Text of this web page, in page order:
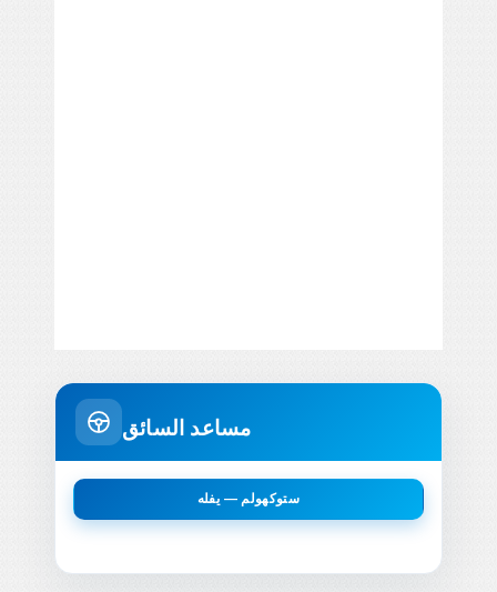
مساعد السائق
ستوكهولم — يفله